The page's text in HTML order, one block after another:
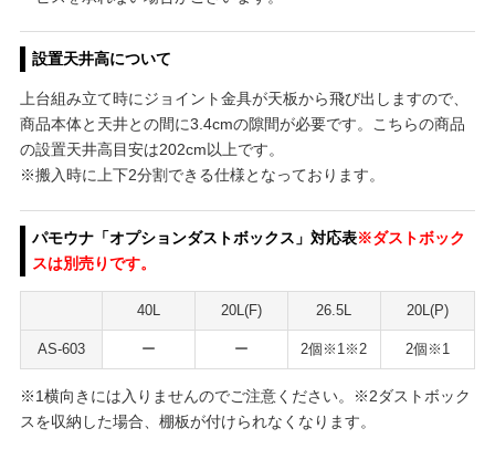
設置天井高について
上台組み立て時にジョイント金具が天板から飛び出しますので、
商品本体と天井との間に3.4cmの隙間が必要です。こちらの商品
の設置天井高目安は202cm以上です。
※搬入時に上下2分割できる仕様となっております。
パモウナ「オプションダストボックス」対応表※ダストボック
スは別売りです。
40L 20L(F) 26.5L 20L(P)
AS-603 ー ー 2個※1※2 2個※1
※1横向きには入りませんのでご注意ください。※2ダストボック
スを収納した場合、棚板が付けられなくなります。